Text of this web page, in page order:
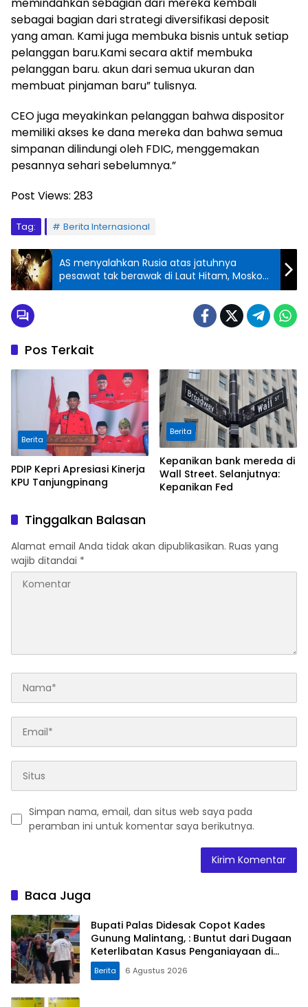
sebagai bagian dari strategi diversifikasi deposit
yang aman. Kami juga membuka bisnis untuk setiap
pelanggan baru.Kami secara aktif membuka
pelanggan baru. akun dari semua ukuran dan
membuat pinjaman baru” tulisnya.
CEO juga meyakinkan pelanggan bahwa dispositor
memiliki akses ke dana mereka dan bahwa semua
simpanan dilindungi oleh FDIC, menggemakan
pesannya sehari sebelumnya.”
Post Views: 283
Tag: Berita Internasional
AS menyalahkan Rusia atas jatuhnya
pesawat tak berawak di Laut Hitam, Moskow
menyangkal
Pos Terkait
Berita
PDIP Kepri Apresiasi Kinerja
KPU Tanjungpinang
Berita
Kepanikan bank mereda di
Wall Street. Selanjutnya:
Kepanikan Fed
Tinggalkan Balasan
Alamat email Anda tidak akan dipublikasikan. Ruas yang
wajib ditandai *
Simpan nama, email, dan situs web saya pada
peramban ini untuk komentar saya berikutnya.
Baca Juga
Bupati Palas Didesak Copot Kades
Gunung Malintang, : Buntut dari Dugaan
Keterlibatan Kasus Penganiayaan di
Dusun Balaka
Berita 6 Agustus 2026